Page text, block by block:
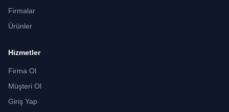
Firmalar
Ürünler
Hizmetler
Firma Ol
Müşteri Ol
Giriş Yap